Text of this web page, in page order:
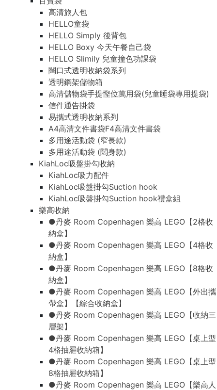
高清旅人包
HELLO童袋
HELLO Simply 後背包
HELLO Boxy 今天午餐自己袋
HELLO Slimily 兒童撞色功課袋
闊口式透明收納袋系列
透明鋼架儲物箱
高清儲物袋手提慳位萬用袋(兒童睡袋專用提袋)
信件通告掛袋
易攜式透明收納系列
A4高清文件書袋F4高清文件書袋
多用途活動袋 (窄長款)
多用途活動袋 (闊身款)
KiahLoc吸盤掛勾收納
KiahLoc吸力配件
KiahLoc吸盤掛勾Suction hook
KiahLoc吸盤掛勾Suction hook禮盒組
樂高收納
●丹麥 Room Copenhagen 樂高 LEGO【2格收
納盒】
●丹麥 Room Copenhagen 樂高 LEGO【4格收
納盒】
●丹麥 Room Copenhagen 樂高 LEGO【8格收
納盒】
●丹麥 Room Copenhagen 樂高 LEGO【外出攜
帶盒】【綜合收納盒】
●丹麥 Room Copenhagen 樂高 LEGO【收納三
層架】
●丹麥 Room Copenhagen 樂高 LEGO【桌上型
4格抽屜收納箱】
●丹麥 Room Copenhagen 樂高 LEGO【桌上型
8格抽屜收納箱】
●丹麥 Room Copenhagen 樂高 LEGO【樂高人